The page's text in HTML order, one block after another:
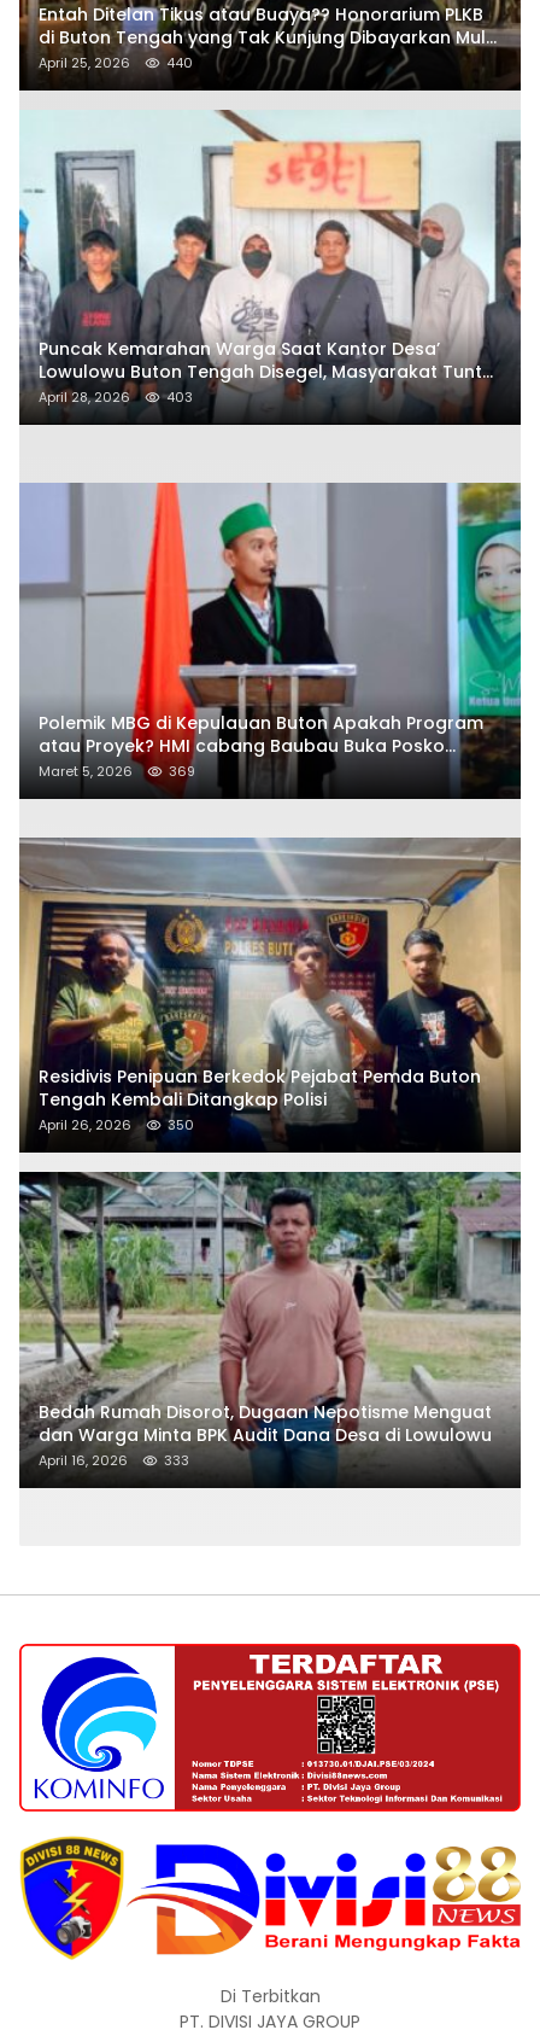
Entah Ditelan Tikus atau Buaya?? Honorarium PLKB
di Buton Tengah yang Tak Kunjung Dibayarkan Mulai
Disorot SAMURAIS
April 25, 2026 440
Puncak Kemarahan Warga Saat Kantor Desa’
Lowulowu Buton Tengah Disegel, Masyarakat Tuntut
Penetapan Tersangka
April 28, 2026 403
Polemik MBG di Kepulauan Buton Apakah Program
atau Proyek? HMI cabang Baubau Buka Posko
Aduan Masyarakat
Maret 5, 2026 369
Residivis Penipuan Berkedok Pejabat Pemda Buton
Tengah Kembali Ditangkap Polisi
April 26, 2026 350
Bedah Rumah Disorot, Dugaan Nepotisme Menguat
dan Warga Minta BPK Audit Dana Desa di Lowulowu
April 16, 2026 333
Di Terbitkan
PT. DIVISI JAYA GROUP